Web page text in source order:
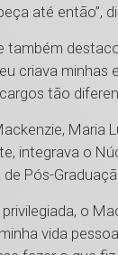
até então”,
também
criava minhas
tão
Maria
integrava o
Pós-
o
vida